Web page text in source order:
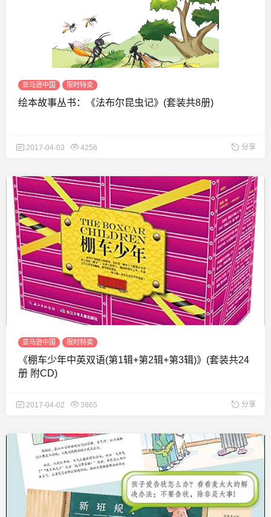
亚马逊中国 限时特卖
绘本故事丛书：《法布尔昆虫记》(套装共8册)
2017-04-03 4256 分享
亚马逊中国 限时特卖
《棚车少年中英双语(第1辑+第2辑+第3辑)》(套装共24
册 附CD)
2017-04-02 3865 分享